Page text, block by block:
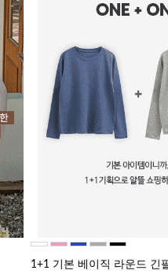
1+1 기본 베이직 라운드 긴